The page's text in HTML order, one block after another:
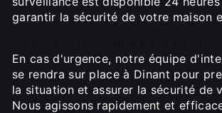
garantir la sécurité de votre maison
En cas d'urgence, notre équipe
se rendra sur place à Dinant pour
la situation et assurer la sécurité de
Nous agissons rapidement et